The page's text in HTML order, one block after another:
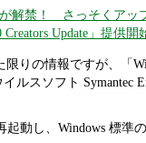
が解禁！ さっそくア
Update」提供開
りの情報ですが、「
ルスソフト Symantec
動し、Windows 標準